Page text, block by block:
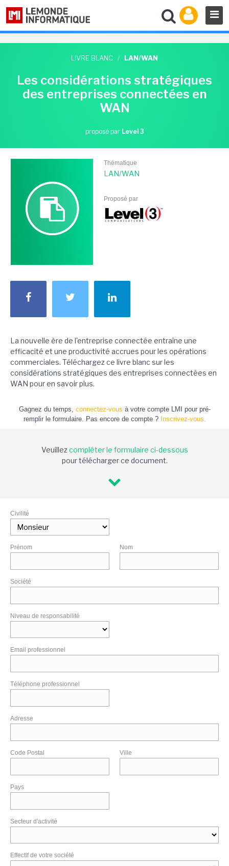
LIVRE BLANC / LAN/WAN
Les considérations stratégiques
des entreprises connectées en
WAN
proposé par Level 3
Thématique
LAN/WAN
Proposé par
La nouvelle ère de l'entreprise connectée entraîne une
efficacité et une productivité accrues pour les opérations
commerciales. Téléchargez ce livre blanc sur les
considérations stratégiques des entreprises connectées en
WAN pour en savoir plus.
Gagnez du temps, connectez-vous à votre compte LMI pour pré-
remplir le formulaire. Pas encore de compte ? Inscrivez-vous.
Veuillezcompléter le formulaire ci-dessous
pour télécharger ce document.
Civilité
Prénom Nom
Société
Niveau de responsabilité
Email professionnel
Téléphone professionnel
Adresse
Code Postal Ville
Pays
Secteur d'activité
Effectif de votre société